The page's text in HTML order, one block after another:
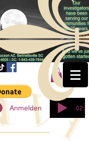
Anmelden -02:32